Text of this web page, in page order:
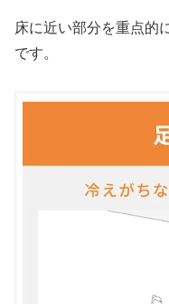
床に近い部分を重点的
です。